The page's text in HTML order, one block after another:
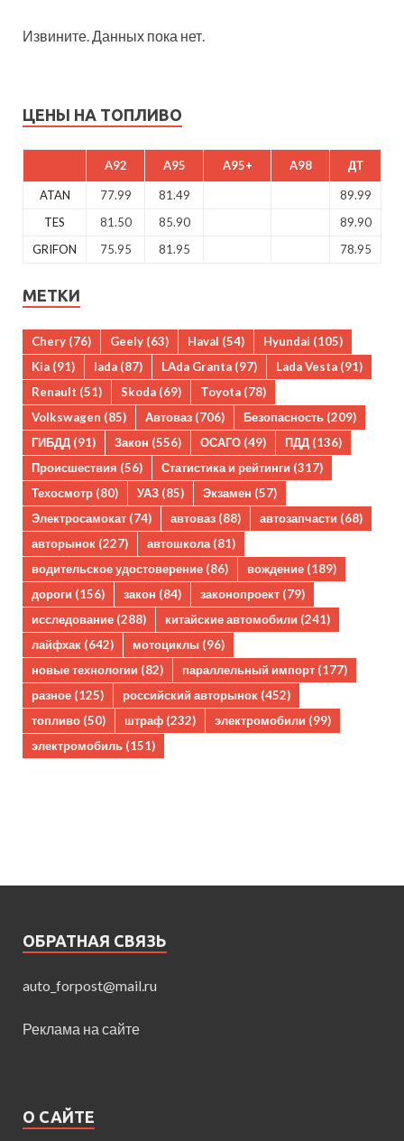
Извините. Данных пока нет.
ЦЕНЫ НА ТОПЛИВО
A92 A95 A95+ A98 ДТ
ATAN 77.99 81.49
89.99
TES
81.50 85.90
89.90
GRIFON
75.95 81.95 78.95
МЕТКИ
Chery (76) Geely (63) Haval (54) Hyundai (105)
Kia (91) lada (87) LAda Granta (97) Lada Vesta (91)
Renault (51) Skoda (69) Toyota (78)
Volkswagen (85) Автоваз (706) Безопасность (209)
ГИБДД (91) Закон (556) ОСАГО (49) ПДД (136)
Происшествия (56) Статистика и рейтинги (317)
Техосмотр (80) УАЗ (85) Экзамен (57)
Электросамокат (74) автоваз (88) автозапчасти (68)
авторынок (227) автошкола(81)
водительское удостоверение (86) вождение (189)
дороги (156) закон (84) законопроект (79)
исследование (288) китайские автомобили (241)
лайфхак (642) мотоциклы (96)
новые технологии (82) параллельный импорт (177)
разное (125) российский авторынок (452)
топливо (50) штраф (232) электромобили (99)
электромобиль (151)
ОБРАТНАЯ СВЯЗЬ
auto_forpost@mail.ru
Реклама на сайте
О САЙТЕ